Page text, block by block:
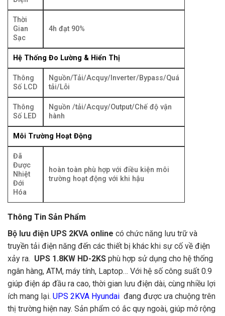
Thời
Gian
Sạc
4h đạt 90%
Hệ Thống Đo Lường & Hiển Thị
Thông
Số LCD
Nguồn/Tải/Acquy/Inverter/Bypass/Quá
tải/Lỗi
Thông
Số LED
Nguồn /tải/Acquy/Output/Chế độ vận
hành
Môi Trường Hoạt Động
Đã
Được
Nhiệt
Đới
Hóa
hoàn toàn phù hợp với điều kiện môi
trường hoạt động với khi hậu
Thông Tin Sản Phẩm
Bộ lưu điện UPS 2KVA online có chức năng lưu trữ và
truyền tải điện năng đến các thiết bị khác khi sự cố về điện
xảy ra. UPS 1.8KW HD-2KS phù hợp sử dụng cho hệ thống
ngân hàng, ATM, máy tính, Laptop… Với hệ số công suất 0.9
giúp điện áp đầu ra cao, thời gian lưu điện dài, cùng nhiều lợi
ích mang lại. UPS 2KVA Hyundai đang được ưa chuộng trên
thị trường hiện nay. Sản phẩm có ắc quy ngoài, giúp mở rộng